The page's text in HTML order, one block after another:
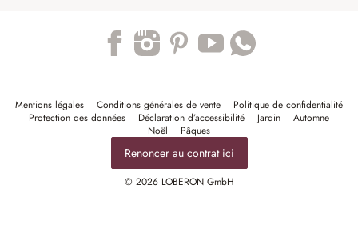
Mentions légales Conditions générales de vente
Politique de confidentialité
Protection des données
Déclaration d’accessibilité Jardin
Automne
Noël
Pâques
Renoncer au contrat ici
© 2026 LOBERON GmbH